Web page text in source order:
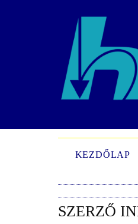
KEZDŐLAP
SZERZŐ